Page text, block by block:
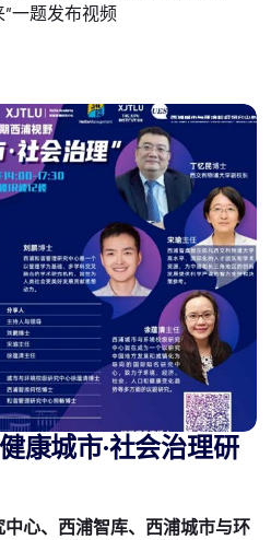
一题发布视频
康城市·社会治理研
心、西浦智库、西浦城市与环